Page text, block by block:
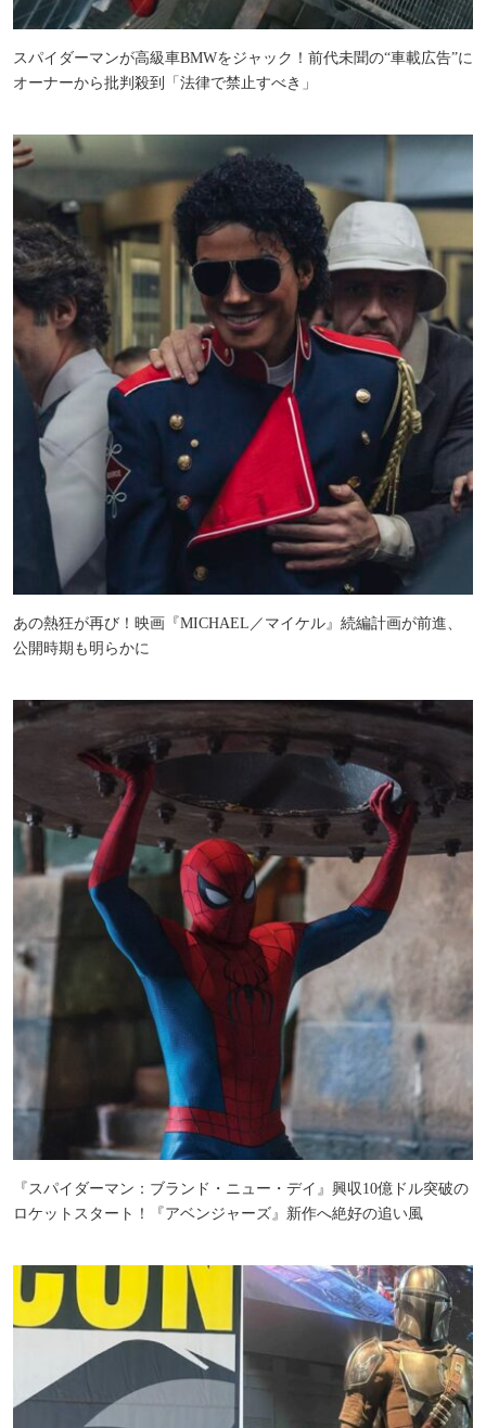
スパイダーマンが高級車BMWをジャック！前代未聞の“車載広告”に
オーナーから批判殺到「法律で禁止すべき」
あの熱狂が再び！映画『MICHAEL／マイケル』続編計画が前進、
公開時期も明らかに
『スパイダーマン：ブランド・ニュー・デイ』興収10億ドル突破の
ロケットスタート！『アベンジャーズ』新作へ絶好の追い風